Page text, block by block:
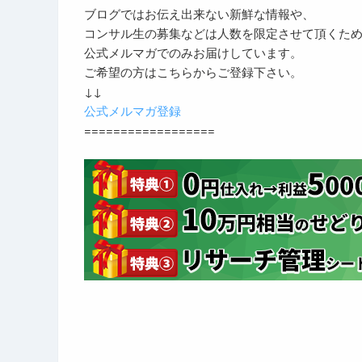
ブログではお伝え出来ない新鮮な情報や、
コンサル生の募集などは人数を限定させて頂くため
公式メルマガでのみお届けしています。
ご希望の方はこちらからご登録下さい。
↓↓
公式メルマガ登録
==================